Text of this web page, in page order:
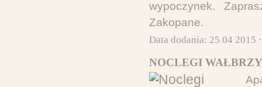
wypoczynek.
Zakopane.
Data dodania: 25 04 2015
NOCLEGI